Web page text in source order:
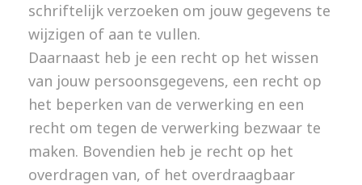
schriftelijk verzoeken om jouw gegevens te
wijzigen of aan te vullen.
Daarnaast heb je een recht op het wissen
van jouw persoonsgegevens, een recht op
het beperken van de verwerking en een
recht om tegen de verwerking bezwaar te
maken. Bovendien heb je recht op het
overdragen van, of het overdraagbaar